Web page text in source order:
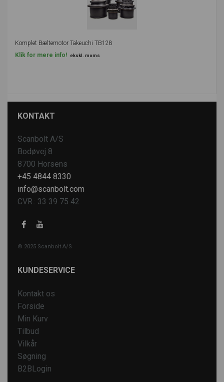
Komplet Bæltemotor Takeuchi TB128
Klik for mere info! ekskl. moms
KONTAKT
Scanbolt A/S
Bodøvej 8
8700 Horsens
+45 4844 8330
info@scanbolt.com
CVR.: 33 39 75 42
© 2025 Scanbolt A/S
KUNDESERVICE
Kontakt os
Forside
Min Kurv
Tilbud
Vilkår
Søgning
B2BLogin